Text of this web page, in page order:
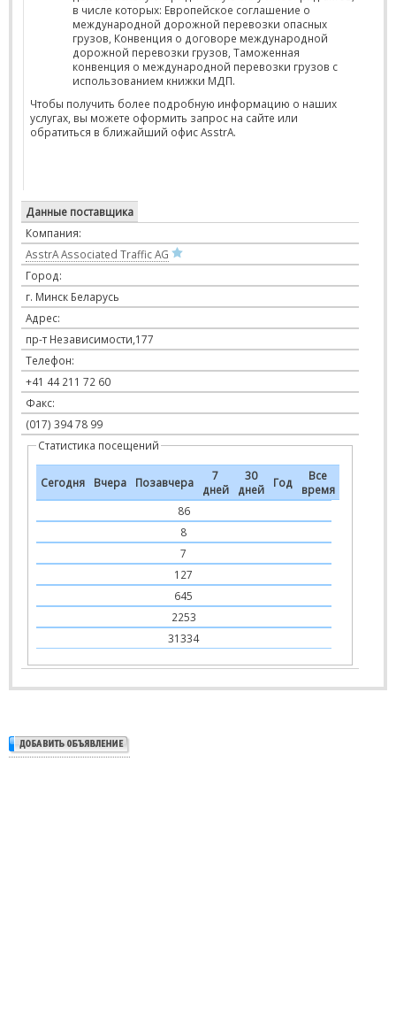
в числе которых: Европейское соглашение о
международной дорожной перевозки опасных
грузов, Конвенция о договоре международной
дорожной перевозки грузов, Таможенная
конвенция о международной перевозки грузов с
использованием книжки МДП.
Чтобы получить более подробную информацию о наших
услугах, вы можете оформить запрос на сайте или
обратиться в ближайший офис AsstrA.
Данные поставщика
Компания:
AsstrA Associated Traffic AG
Город:
г. Минск Беларусь
Адрес:
пр-т Независимости,177
Телефон:
+41 44 211 72 60
Факс:
(017) 394 78 99
Статистика посещений
Сегодня Вчера Позавчера
7
дней
30
дней
Год
Все
время
86
8
7
127
645
2253
31334